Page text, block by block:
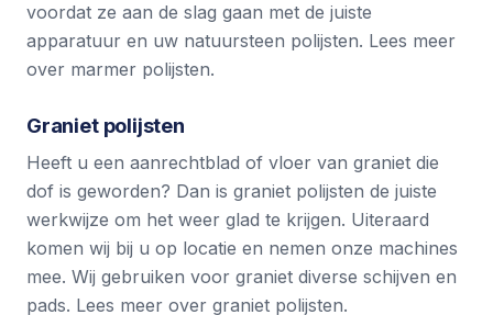
voordat ze aan de slag gaan met de juiste
apparatuur en uw natuursteen polijsten. Lees meer
over marmer polijsten.
Graniet polijsten
Heeft u een aanrechtblad of vloer van graniet die
dof is geworden? Dan is graniet polijsten de juiste
werkwijze om het weer glad te krijgen. Uiteraard
komen wij bij u op locatie en nemen onze machines
mee. Wij gebruiken voor graniet diverse schijven en
pads. Lees meer over graniet polijsten.